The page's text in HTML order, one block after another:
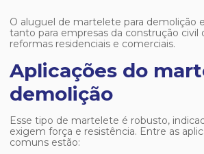
O aluguel de martelete para demolição
tanto para empresas da construção civil
reformas residenciais e comerciais.
Aplicações do
demolição
Esse tipo de martelete é robusto,
exigem força e resistência. Entre as
comuns estão: